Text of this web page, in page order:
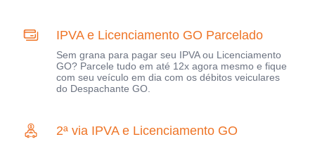
IPVA e Licenciamento GO Parcelado
Sem grana para pagar seu IPVA ou Licenciamento
GO? Parcele tudo em até 12x agora mesmo e fique
com seu veículo em dia com os débitos veiculares
do Despachante GO.
2ª via IPVA e Licenciamento GO